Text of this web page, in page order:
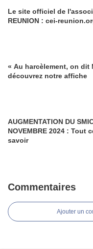
Le site officiel de
REUNION : cei-
« Au harcèlement, on dit
découvrez notre affiche
AUGMENTATION DU
NOVEMBRE 2024 : Tout
savoir
Commentaires
Ajouter un